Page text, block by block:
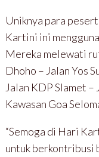
Uniknya para
Kartini ini
Mereka melewati
Dhoho – Jalan Yos
Jalan KDP Slamet
Kawasan Goa
“Semoga di Hari
untuk berkontribusi